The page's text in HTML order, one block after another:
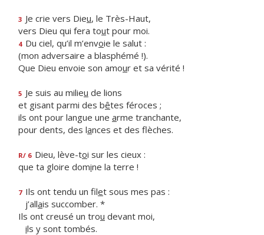
3 Je crie vers Dieu, le Très-Haut,
vers Dieu qui fera tout pour moi.
4 Du ciel, qu’il m’envoie le salut :
(mon adversaire a blasphémé !).
Que Dieu envoie son amour et sa vérité !
5 Je suis au milieu de lions
et gisant parmi des bêtes féroces ;
ils ont pour langue une arme tranchante,
pour dents, des lances et des flèches.
R/ 6 Dieu, lève-toi sur les cieux :
que ta gloire domine la terre !
7 Ils ont tendu un filet sous mes pas :
j’allais succomber. *
Ils ont creusé un trou devant moi,
ils y sont tombés.